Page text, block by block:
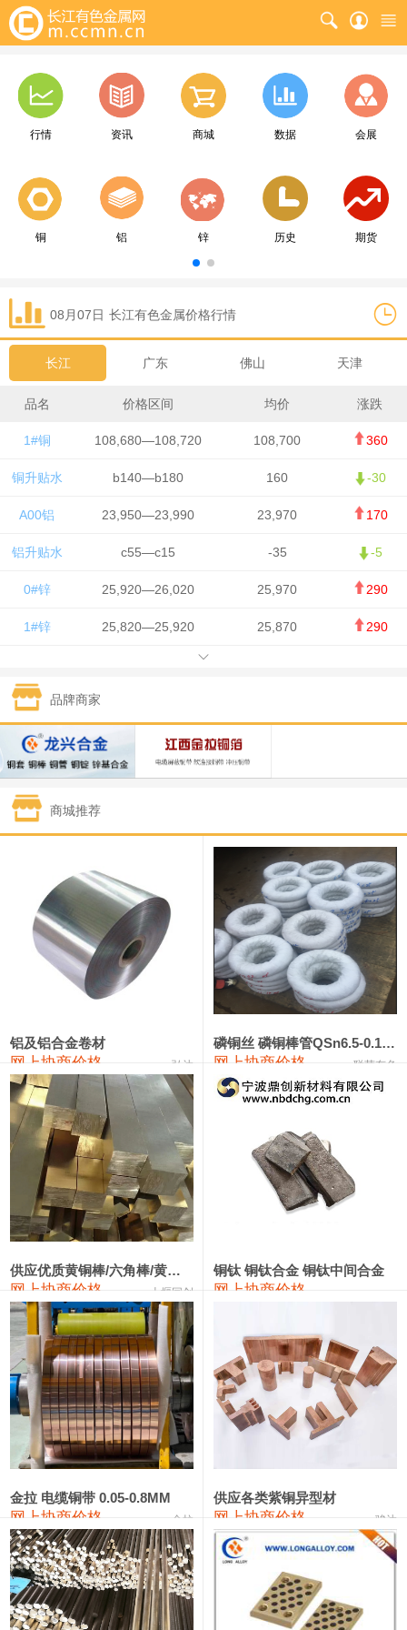
行情 资讯 商城 数据 会展
铜 铝 锌 历史 期货
08月07日 长江有色金属价格行情
长江 广东 佛山 天津
品名 价格区间 均价 涨跌
1#铜 108,680—108,720 108,700 360
铜升贴水 b140—b180 160 -30
A00铝 23,950—23,990 23,970 170
铝升贴水 c55—c15 -35 -5
0#锌 25,920—26,020 25,970 290
1#锌 25,820—25,920 25,870 290
1#锡 434,000—436,000
1#镍 129,550—130,750
1#白银 15,100—15,110 15,105 -70
钯金
331,000 -10,000
89,000—95,000 92,000 1,000
2#锑 85,000—91,000 88,000 1,000
1#镁 17,000—18,000 17,500 0
18,900—19,100 19,000 100
1#电解锰(99.7%袋装) 18,000—18,200 18,100 100
1#铬 60,000—82,000
553#硅 9,300—9,500
441#硅 9,600—9,800 9,700
3303#硅 10,300—10,500 10,400
2202#硅 14,100—14,300
金属硅3303#-2202# 10,400—14,200 12,300 0
漆包线 111,970—115,970 113,970
磷铜合金 110,800—117,600 114,200 400
无氧铜丝(硬) 109,710—110,010 109,860
R410A专用紫铜管 113,700—113,700
铸造铝合金锭(A380） 26,300—26,500 26,400 100
铝合金ADC12 24,200—24,400 100
铸造铝合金锭(ZL102) 24,300—24,500 24,400
品牌商家
商城推荐
铝及铝合金卷材
网上协商价格 弘达
磷铜丝 磷铜棒管QSn6.5-0.1 7-0.2 8-0.3
网上协商价格 联荣有色
供应优质黄铜棒/六角棒/黄铜方板
网上协商价格 十堰同创
铜钛 铜钛合金 铜钛中间合金
网上协商价格
金拉 电缆铜带 0.05-0.8MM
网上协商价格 金拉
供应各类紫铜异型材
网上协商价格 骏达